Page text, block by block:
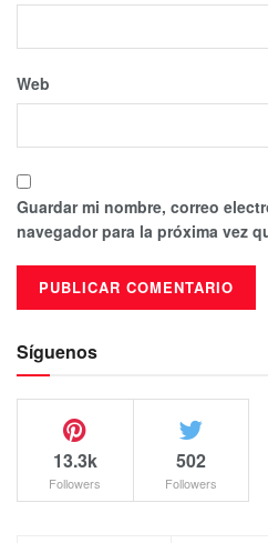
Web
Guardar mi nombre, correo
navegador para la próxima vez
Síguenos
13.3k
Followers
502
Followers